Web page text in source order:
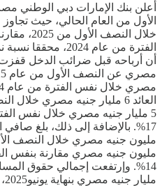
أعلن بنك الإمارات دبي الوطني